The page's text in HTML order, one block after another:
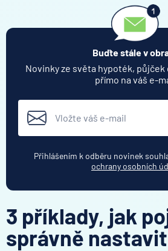
Buďte stále v
Novinky ze světa hypoték, půjček
přímo na váš e-
Přihlášením k odběru novinek
ochrany osobních
3 příklady, jak
správně nastavit